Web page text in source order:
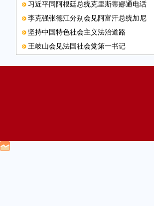
习近平同阿根廷总统克里斯蒂娜通电话
李克强张德江分别会见阿富汗总统加尼
坚持中国特色社会主义法治道路
王岐山会见法国社会党第一书记